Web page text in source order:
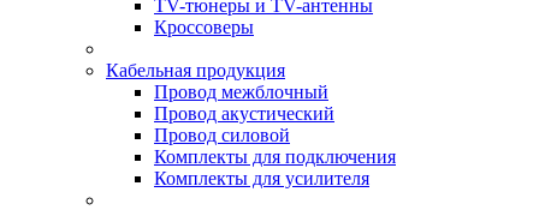
TV-тюнеры и TV-антенны
Кроссоверы
Кабельная продукция
Провод межблочный
Провод акустический
Провод силовой
Комплекты для подключения
Комплекты для усилителя